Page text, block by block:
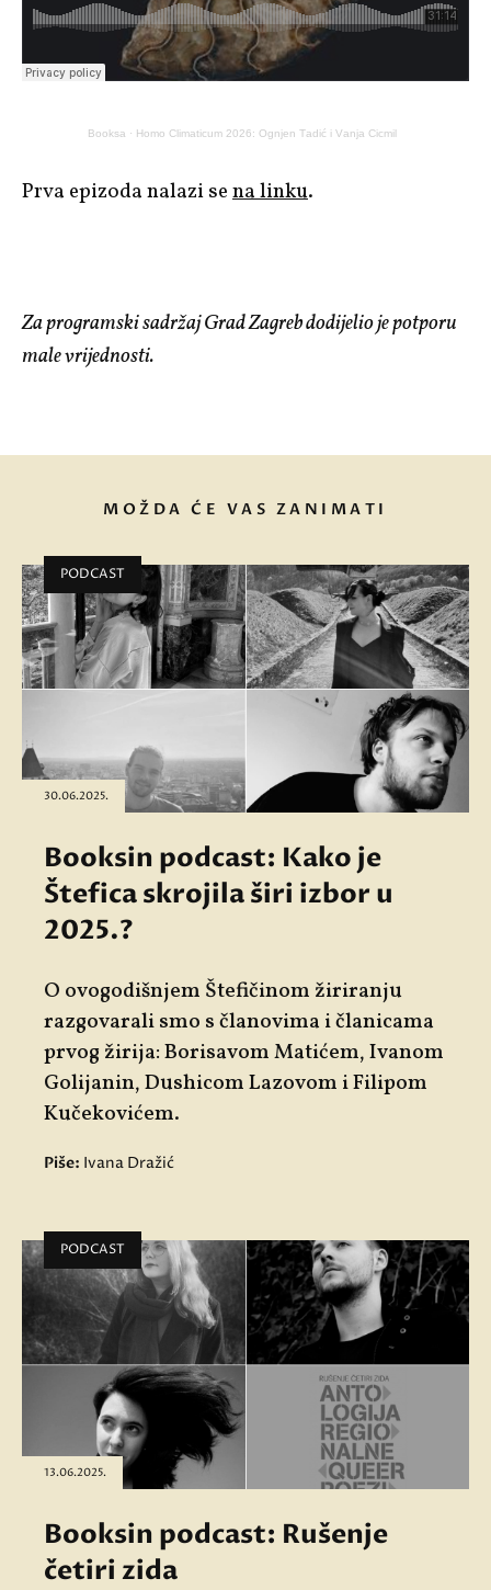
Booksa · Homo Climaticum 2026: Ognjen Tadić i Vanja Cicmil
Prva epizoda nalazi sena linku.
Za programski sadržaj Grad Zagreb dodijelio je potporu
male vrijednosti.
MOŽDA ĆE VAS ZANIMATI
PODCAST
30.06.2025.
Booksin podcast: Kako je
Štefica skrojila širi izbor u
2025.?
O ovogodišnjem Štefičinom žiriranju
razgovarali smo s članovima i članicama
prvog žirija:Borisavom Matićem,Ivanom
Golijanin,Dushicom Lazovom iFilipom
Kučekovićem.
Piše: Ivana Dražić
PODCAST
13.06.2025.
Booksin podcast: Rušenje
četiri zida